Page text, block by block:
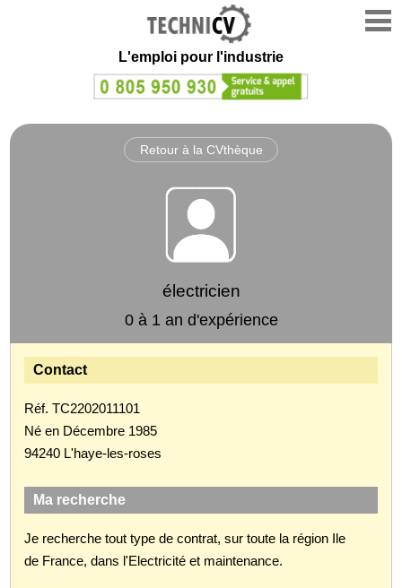
L'emploi pour l'industrie
Retour à la CVthèque
électricien
0 à 1 an d'expérience
Contact
Réf. TC2202011101
Né en Décembre 1985
94240 L'haye-les-roses
Ma recherche
Je recherche tout type de contrat, sur toute la région Ile
de France, dans l'Electricité et maintenance.